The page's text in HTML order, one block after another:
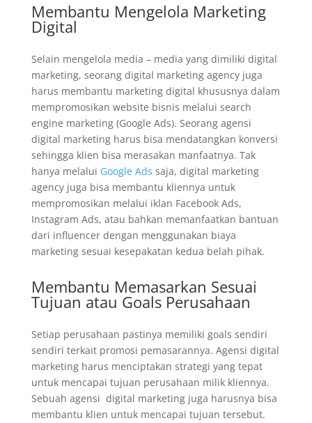
Membantu Mengelola Marketing
Digital
Selain mengelola media – media yang dimiliki digital
marketing, seorang digital marketing agency juga
harus membantu marketing digital khususnya dalam
mempromosikan website bisnis melalui search
engine marketing (Google Ads). Seorang agensi
digital marketing harus bisa mendatangkan konversi
sehingga klien bisa merasakan manfaatnya. Tak
hanya melalui Google Ads saja, digital marketing
agency juga bisa membantu kliennya untuk
mempromosikan melalui iklan Facebook Ads,
Instagram Ads, atau bahkan memanfaatkan bantuan
dari influencer dengan menggunakan biaya
marketing sesuai kesepakatan kedua belah pihak.
Membantu Memasarkan Sesuai
Tujuan atau Goals Perusahaan
Setiap perusahaan pastinya memiliki goals sendiri
sendiri terkait promosi pemasarannya. Agensi digital
marketing harus menciptakan strategi yang tepat
untuk mencapai tujuan perusahaan milik kliennya.
Sebuah agensi digital marketing juga harusnya bisa
membantu klien untuk mencapai tujuan tersebut.